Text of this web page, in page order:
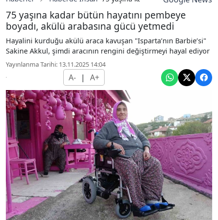
75 yaşına kadar bütün hayatını pembeye
boyadı, akülü arabasına gücü yetmedi
Hayalini kurduğu akülü araca kavuşan "Isparta’nın Barbie’si"
Sakine Akkul, şimdi aracının rengini değiştirmeyi hayal ediyor
Yayınlanma Tarihi: 13.11.2025 14:04
A- | A+